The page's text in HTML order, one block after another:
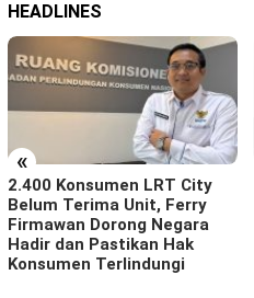
HEADLINES
«
2.400 Konsumen LRT City
Belum Terima Unit, Ferry
Firmawan Dorong Negara
Hadir dan Pastikan Hak
Konsumen Terlindungi